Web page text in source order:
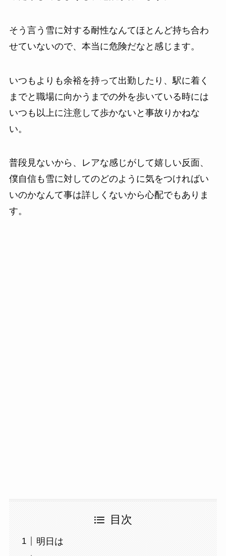
そう言う雪に対する耐性なんてほとんど持ち合わ
せていないので、本当に危険だなと感じます。
いつもよりも余裕を持って出勤したり、駅に着く
までと職場に向かうまでの外を歩いている時には
いつも以上に注意して歩かないと事故りかねな
い。
普段見ないから、レアな感じがして嬉しい反面、
僕自信も雪に対してのどのように気をつければい
いのかなんて事は詳しくないから心配でもありま
す。
目次
明日は